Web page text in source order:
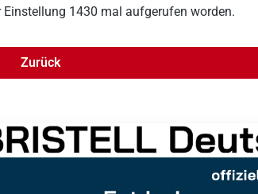
Einstellung 1430 mal aufgerufen worden.
Zurück